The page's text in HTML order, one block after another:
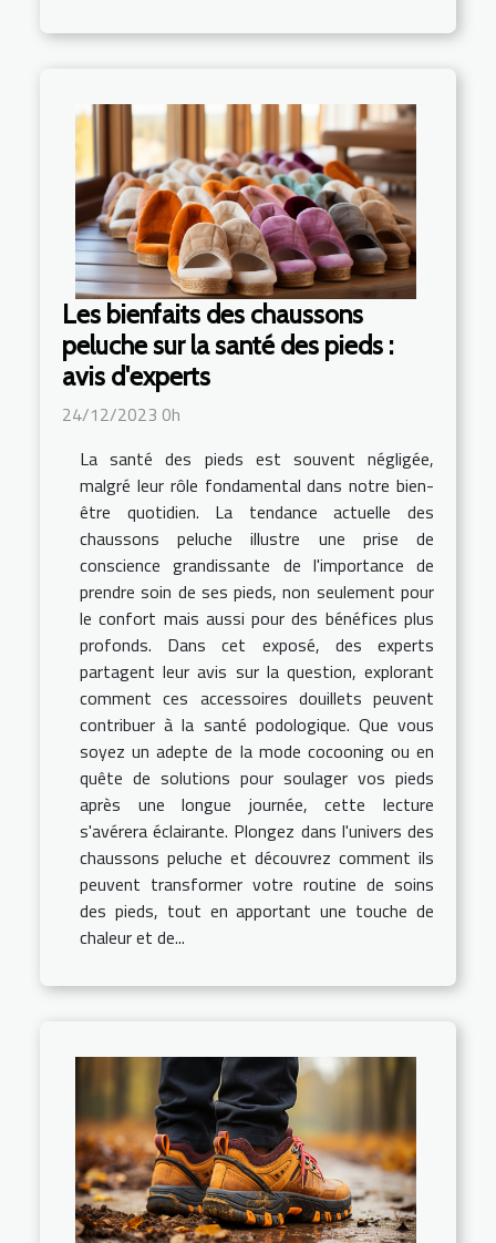
Les bienfaits des chaussons
peluche sur la santé des pieds :
avis d'experts
24/12/2023 0h
La santé des pieds est souvent négligée,
malgré leur rôle fondamental dans notre bien-
être quotidien. La tendance actuelle des
chaussons peluche illustre une prise de
conscience grandissante de l'importance de
prendre soin de ses pieds, non seulement pour
le confort mais aussi pour des bénéfices plus
profonds. Dans cet exposé, des experts
partagent leur avis sur la question, explorant
comment ces accessoires douillets peuvent
contribuer à la santé podologique. Que vous
soyez un adepte de la mode cocooning ou en
quête de solutions pour soulager vos pieds
après une longue journée, cette lecture
s'avérera éclairante. Plongez dans l'univers des
chaussons peluche et découvrez comment ils
peuvent transformer votre routine de soins
des pieds, tout en apportant une touche de
chaleur et de...